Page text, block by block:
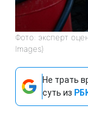
Фото: эксперт
Images)
Не трать
суть из